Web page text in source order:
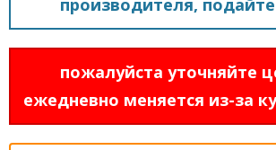
пожалуйста уточняйте
ежедневно меняется из-за